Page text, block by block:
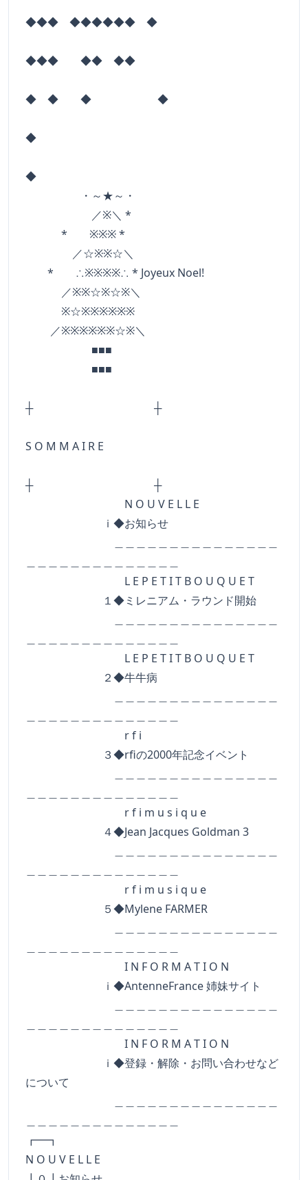
◆◆◆ ◆◆◆◆◆◆ ◆
◆◆◆ ◆◆ ◆◆
◆ ◆ ◆ ◆
◆
◆
・～★～・
／※＼ *
* ※※※ *
／☆※※☆＼
* ∴※※※※∴ * Joyeux Noel!
／※※☆※☆※＼
※☆※※※※※※
／※※※※※※☆※＼
■■■
■■■
┼ ┼
S O M M A I R E
┼ ┼
N O U V E L L E
ｉ◆お知らせ
L E P E T I T B O U Q U E T
１◆ミレニアム・ラウンド開始
L E P E T I T B O U Q U E T
２◆牛牛病
r f i
３◆rfiの2000年記念イベント
r f i m u s i q u e
４◆Jean Jacques Goldman 3
r f i m u s i q u e
５◆Mylene FARMER
I N F O R M A T I O N
ｉ◆AntenneFrance 姉妹サイト
I N F O R M A T I O N
ｉ◆登録・解除・お問い合わせなど
について
N O U V E L L E